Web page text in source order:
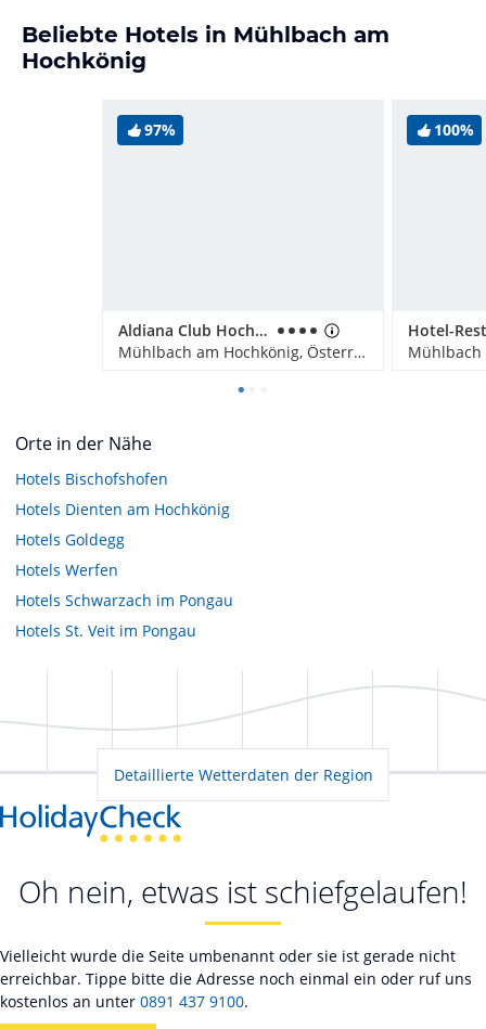
Beliebte Hotels in Mühlbach am
Hochkönig
97%
Aldiana Club Hochkönig
Mühlbach am Hochkönig, Österreich
100%
Orte in der Nähe
Hotels Bischofshofen
Hotels Dienten am Hochkönig
Hotels Goldegg
Hotels Werfen
Hotels Schwarzach im Pongau
Hotels St. Veit im Pongau
Detaillierte Wetterdaten der Region
Oh nein, etwas ist schiefgelaufen!
Vielleicht wurde die Seite umbenannt oder sie ist gerade nicht
erreichbar. Tippe bitte die Adresse noch einmal ein oder ruf uns
kostenlos an unter 0891 437 9100.